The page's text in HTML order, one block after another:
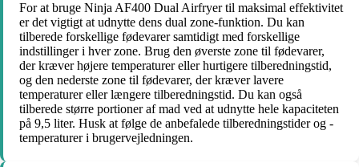
For at bruge Ninja AF400 Dual Airfryer til maksimal effektivitet
er det vigtigt at udnytte dens dual zone-funktion. Du kan
tilberede forskellige fødevarer samtidigt med forskellige
indstillinger i hver zone. Brug den øverste zone til fødevarer,
der kræver højere temperaturer eller hurtigere tilberedningstid,
og den nederste zone til fødevarer, der kræver lavere
temperaturer eller længere tilberedningstid. Du kan også
tilberede større portioner af mad ved at udnytte hele kapaciteten
på 9,5 liter. Husk at følge de anbefalede tilberedningstider og -
temperaturer i brugervejledningen.